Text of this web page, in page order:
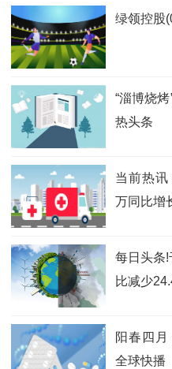
绿领控股
“淄博烧
热头条
当前热讯
万同比增
每日头条!
比减少
阳春四
全球快播